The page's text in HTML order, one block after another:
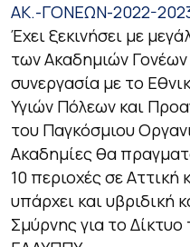
ΑΚ.-ΓΟΝΕΩΝ-2022-
Έχει ξεκινήσει με
των Ακαδημιών
συνεργασία με το
Υγιών Πόλεων και
του Παγκόσμιου
Ακαδημίες θα
10 περιοχές σε
υπάρχει και υβριδική
Σμύρνης για το